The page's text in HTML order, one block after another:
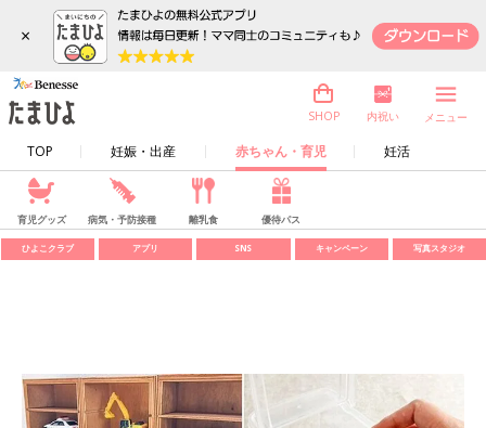
×
TOP 妊娠・出産 赤ちゃん・育児 妊活
SHOP 内祝い メニュー
育児グッズ 病気・予防接種 離乳食 優待パス
ひよこクラブ アプリ SNS キャンペーン 写真スタジオ